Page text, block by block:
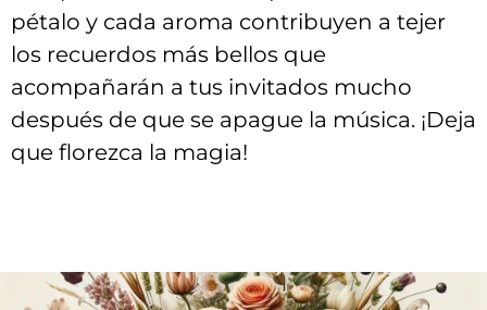
pétalo y cada aroma contribuyen a tejer
los recuerdos más bellos que
acompañarán a tus⁤ invitados mucho
después de ‍que se apague la ‍música. ¡Deja
que florezca la magia!